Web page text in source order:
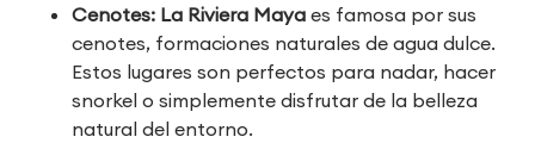
Cenotes: La Riviera Maya es famosa por sus
cenotes, formaciones naturales de agua dulce.
Estos lugares son perfectos para nadar, hacer
snorkel o simplemente disfrutar de la belleza
natural del entorno.